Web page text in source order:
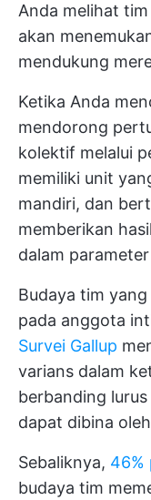
Anda melihat
akan
mendukung
Ketika Anda
mendorong
kolektif melalui
memiliki unit
mandiri, dan
memberikan
dalam
Budaya tim
pada anggota
Survei Gallup
varians dalam
berbanding
dapat dibina
Sebaliknya, 46%
budaya tim